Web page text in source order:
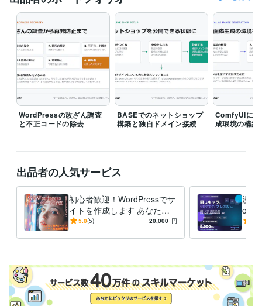
ITILファンデーション 取得年 : 2006年
調理師
プログラミング言語・フレームワーク
CSS:10年 Google Apps Script:10年 HTML:15年
JavaScript:10年
PHP:10年VBA:10年Python:5年
ビジネス・クリエイティブツール
WordPress:15年Excel:25年Google スプレッドシート:20年
Google スライド:20年Google ドキュメント:20年 PowerPoint:20年
Word:20年BASE:5年 Shopify:5年STORES:5年UiPath:3年
その他ツール
ComfyUI:2年
得意分野
集客・マーケティング相談 Instagram運用代行
IT相談・システム開発 生成AI環境の構築・業務自動化 Webサイト/S
WordPress AI
語学力
英語 日常会話レベル
WordPressの改ざん調査
と不正コードの除去
BASEでのネットショップ
構築と独自ドメイン接続
ComfyUIに
成環境の構築
出品者の人気サービス
初心者歓迎！WordPressでサ
イトを作成します あなた専
用のホームページを作成をリ
5.0(5) 20,000 円
漫画
oRA
を何